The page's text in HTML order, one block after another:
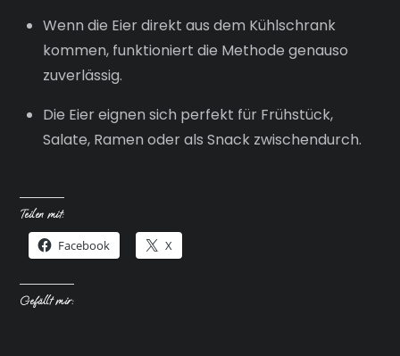
Wenn die Eier direkt aus dem Kühlschrank
kommen, funktioniert die Methode genauso
zuverlässig.
Die Eier eignen sich perfekt für Frühstück,
Salate, Ramen oder als Snack zwischendurch.
Teilen mit:
Facebook X
Gefällt mir: